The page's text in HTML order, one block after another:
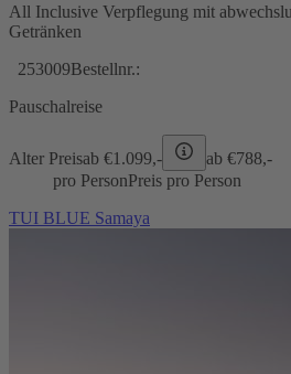
All Inclusive Verpflegung mit
Getränken
253009Bestellnr.:
Pauschalreise
Alter Preisab €1.099,- ab €788,-
pro PersonPreis pro Person
TUI BLUE Samaya